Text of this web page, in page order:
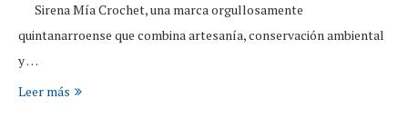
Sirena Mía Crochet, una marca orgullosamente
quintanarroense que combina artesanía, conservación ambiental
y …
Leer más